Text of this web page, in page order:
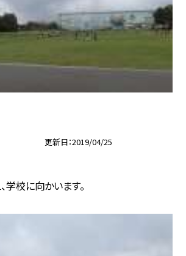
更新日 2019/04/25
学校に向かいます。